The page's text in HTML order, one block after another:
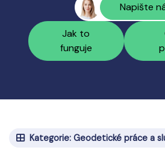
Napište
Jak to
funguje
Kategorie: Geodetické práce a